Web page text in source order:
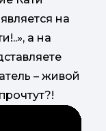
на
а на
– живой